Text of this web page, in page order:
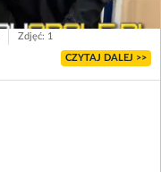
Zdjęć: 1
CZYTAJ DALEJ >>